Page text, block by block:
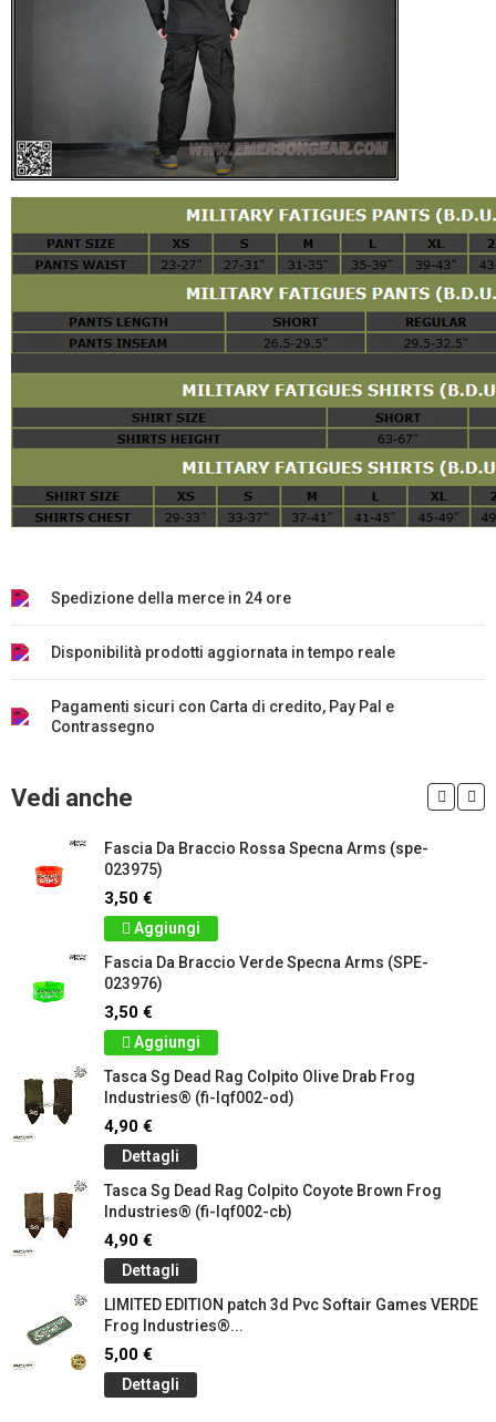
Spedizione della merce in 24 ore
Disponibilità prodotti aggiornata in tempo reale
Pagamenti sicuri con Carta di credito, Pay Pal e
Contrassegno
Vedi anche
Fascia Da Braccio Rossa Specna Arms (spe-
023975)
3,50 €
Aggiungi
Fascia Da Braccio Verde Specna Arms (SPE-
023976)
3,50 €
Aggiungi
Tasca Sg Dead Rag Colpito Olive Drab Frog
Industries® (fi-lqf002-od)
4,90 €
Dettagli
Tasca Sg Dead Rag Colpito Coyote Brown Frog
Industries® (fi-lqf002-cb)
4,90 €
Dettagli
LIMITED EDITION patch 3d Pvc Softair Games VERDE
Frog Industries®...
5,00 €
Dettagli